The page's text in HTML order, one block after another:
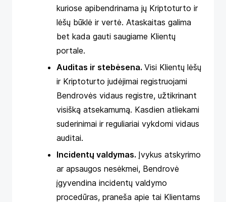
kuriose apibendrinama jų Kriptoturto ir
lėšų būklė ir vertė. Ataskaitas galima
bet kada gauti saugiame Klientų
portale.
Auditas ir stebėsena. Visi Klientų lėšų
ir Kriptoturto judėjimai registruojami
Bendrovės vidaus registre, užtikrinant
visišką atsekamumą. Kasdien atliekami
suderinimai ir reguliariai vykdomi vidaus
auditai.
Incidentų valdymas. Įvykus atskyrimo
ar apsaugos nesėkmei, Bendrovė
įgyvendina incidentų valdymo
procedūras, praneša apie tai Klientams